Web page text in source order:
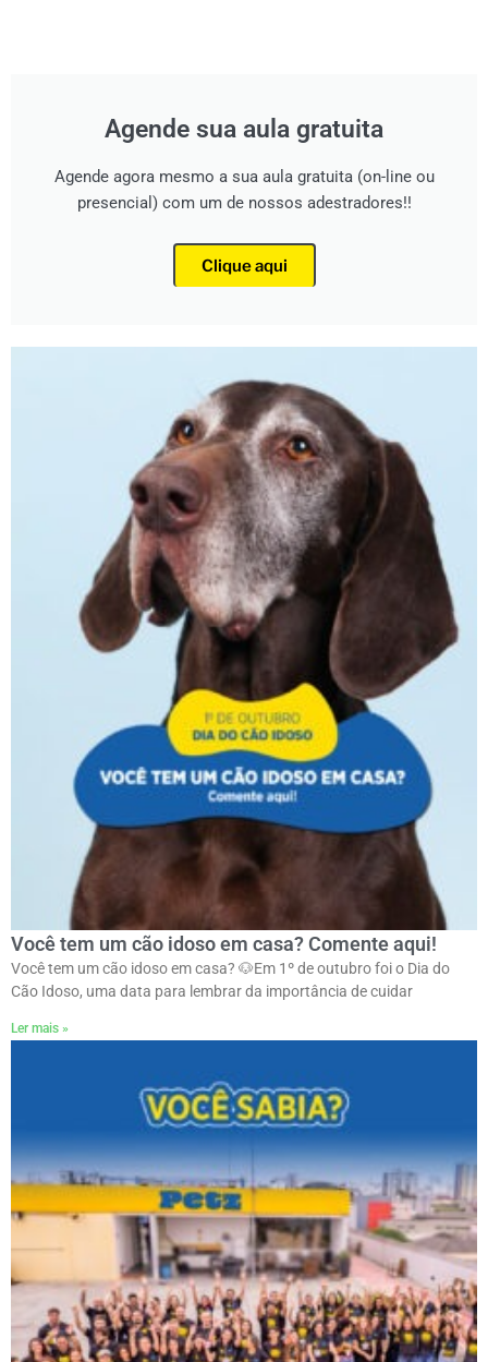
Agende sua aula gratuita
Agende agora mesmo a sua aula gratuita (on-line ou
presencial) com um de nossos adestradores!!
Clique aqui
Você tem um cão idoso em casa? Comente aqui!
Você tem um cão idoso em casa? 🐶ㅤEm 1º de outubro foi o Dia do
Cão Idoso, uma data para lembrar da importância de cuidar
Ler mais »